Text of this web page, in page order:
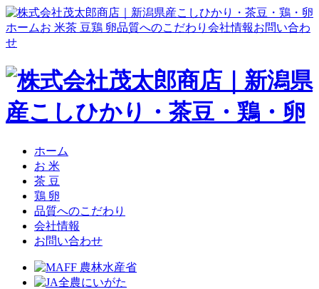
ホームお 米茶 豆鶏 卵品質へのこだわり 会社情報お問い合わ
せ
ホーム
お 米
茶 豆
鶏 卵
品質へのこだわり
会社情報
お問い合わせ